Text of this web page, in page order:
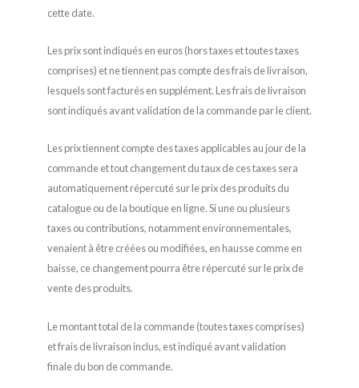
cette date.
Les prix sont indiqués en euros (hors taxes et toutes taxes
comprises) et ne tiennent pas compte des frais de livraison,
lesquels sont facturés en supplément. Les frais de livraison
sont indiqués avant validation de la commande par le client.
Les prix tiennent compte des taxes applicables au jour de la
commande et tout changement du taux de ces taxes sera
automatiquement répercuté sur le prix des produits du
catalogue ou de la boutique en ligne. Si une ou plusieurs
taxes ou contributions, notamment environnementales,
venaient à être créées ou modifiées, en hausse comme en
baisse, ce changement pourra être répercuté sur le prix de
vente des produits.
Le montant total de la commande (toutes taxes comprises)
et frais de livraison inclus, est indiqué avant validation
finale du bon de commande.